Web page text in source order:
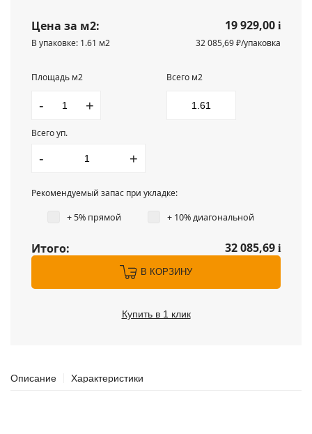
Цена за м2: 19 929,00 i
В упаковке: 1.61 м2
32 085,69 ₽/упаковка
Площадь м2
- +
Всего м2
Всего уп.
- +
Рекомендуемый запас при укладке:
+ 5% прямой + 10% диагональной
Итого: 32 085,69 i
В КОРЗИНУ
Купить в 1 клик
Описание Характеристики